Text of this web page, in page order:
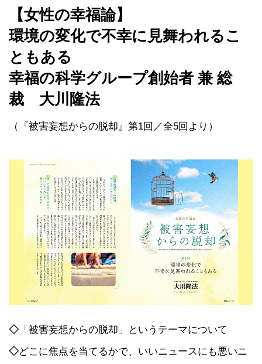
【女性の幸福論】
環境の変化で不幸に見舞われるこ
ともある
幸福の科学グループ創始者 兼 総
裁 大川隆法
（『被害妄想からの脱却』第1回／全5回より）
◇ 「被害妄想からの脱却」というテーマについて
◇どこに焦点を当てるかで、いいニュースにも悪いニ